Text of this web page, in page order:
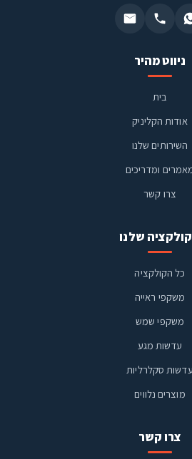
ניווט מהיר
בית
אודות הקליניק
השירותים שלנו
ומדריכים
צרו קשר
שלנו
כל הקולקציה
משקפי ראייה
משקפי שמש
עדשות מגע
עדשות סקלרליות
מוצרים נלווים
צרו קשר